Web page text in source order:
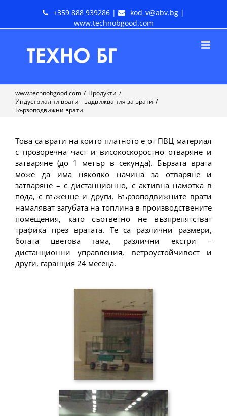
+359 888 939286 | kod_v@abv.bg |
www.technobgood.com
www.technobgood.com / Продукти /
Индустриални врати – задвижвания за врати /
Бързоподвижни врати
Това са врати на които платното е от ПВЦ материал
с прозоречна част и високоскоростно отваряне и
затваряне (до 1 метър в секунда). Бързата врата
може да има няколко начина за отваряне и
затваряне – с дистанционно, с активна намотка в
пода, с въженце и други. Бързоподвижните врати
намаляват загубата на топлина в производствените
помещения, като съответно не възпрепятстват
трафика през вратата. Те са различни размери,
богата цветова гама, различни екстри –
дистанционни управления, ветроустойчивост и
други, гаранция 24 месеца.